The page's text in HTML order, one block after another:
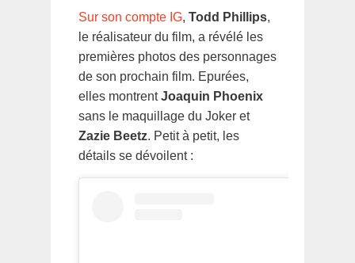
Sur son compte IG, Todd Phillips,
le réalisateur du film, a révélé les
premières photos des personnages
de son prochain film. Epurées,
elles montrentJoaquin Phoenix
sans le maquillage du Joker et
Zazie Beetz. Petit à petit, les
détails se dévoilent :